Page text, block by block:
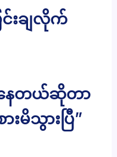
းချလိုက်
နေတယ်ဆိုတာ
းမိသွားပြီ”